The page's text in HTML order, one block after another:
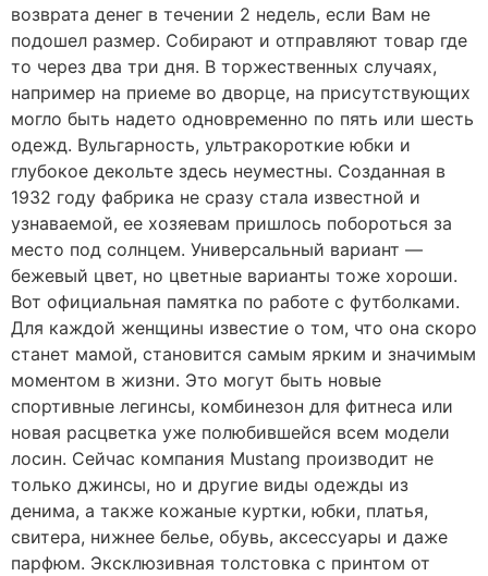
возврата денег в течении 2 недель, если Вам не
подошел размер. Собирают и отправляют товар где
то через два три дня. В торжественных случаях,
например на приеме во дворце, на присутствующих
могло быть надето одновременно по пять или шесть
одежд. Вульгарность, ультракороткие юбки и
глубокое декольте здесь неуместны. Созданная в
1932 году фабрика не сразу стала известной и
узнаваемой, ее хозяевам пришлось побороться за
место под солнцем. Универсальный вариант —
бежевый цвет, но цветные варианты тоже хороши.
Вот официальная памятка по работе с футболками.
Для каждой женщины известие о том, что она скоро
станет мамой, становится самым ярким и значимым
моментом в жизни. Это могут быть новые
спортивные легинсы, комбинезон для фитнеса или
новая расцветка уже полюбившейся всем модели
лосин. Сейчас компания Mustang производит не
только джинсы, но и другие виды одежды из
денима, а также кожаные куртки, юбки, платья,
свитера, нижнее белье, обувь, аксессуары и даже
парфюм. Эксклюзивная толстовка с принтом от